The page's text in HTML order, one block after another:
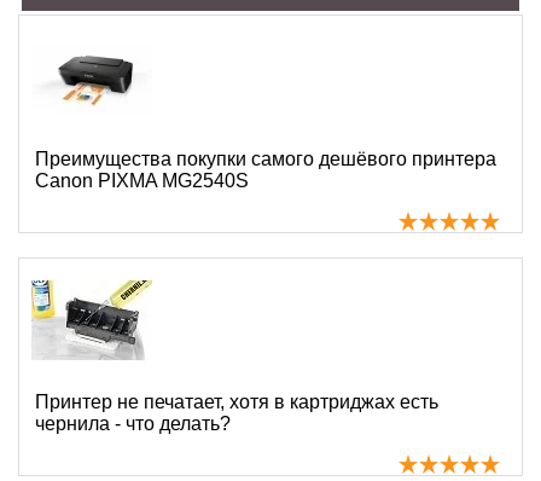
Преимущества покупки самого дешёвого принтера
Canon PIXMA MG2540S
Принтер не печатает, хотя в картриджах есть
чернила - что делать?